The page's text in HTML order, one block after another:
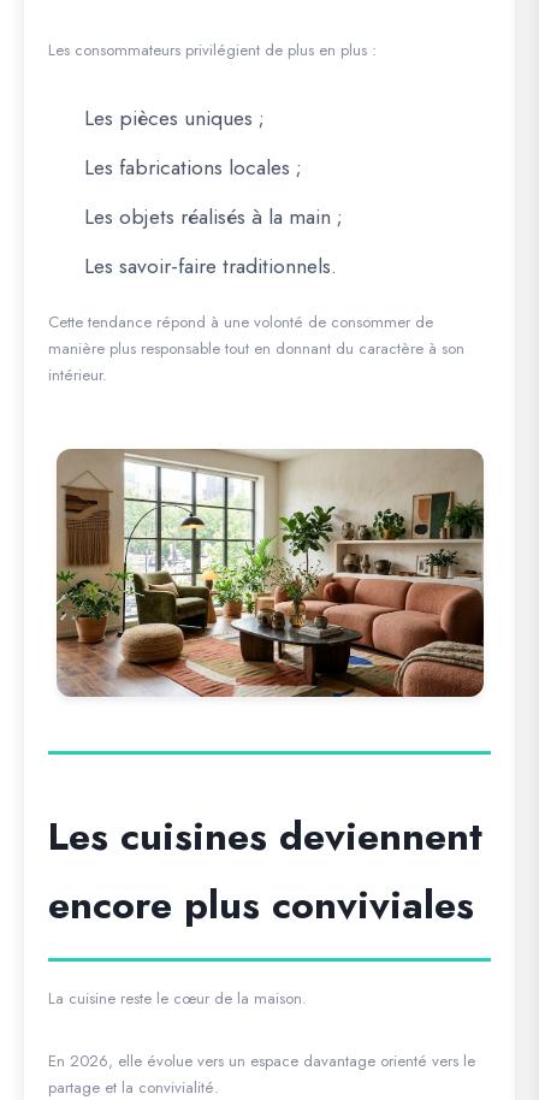
Les consommateurs privilégient de plus en plus :
Les pièces uniques ;
Les fabrications locales ;
Les objets réalisés à la main ;
Les savoir-faire traditionnels.
Cette tendance répond à une volonté de consommer de
manière plus responsable tout en donnant du caractère à son
intérieur.
Les cuisines deviennent
encore plus conviviales
La cuisine reste le cœur de la maison.
En 2026, elle évolue vers un espace davantage orienté vers le
partage et la convivialité.